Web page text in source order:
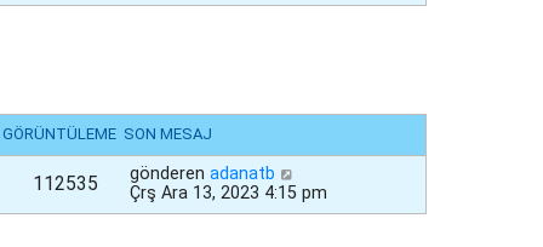
GÖRÜNTÜLEME SON MESAJ
112535 gönderen adanatb
Çrş Ara 13, 2023 4:15 pm